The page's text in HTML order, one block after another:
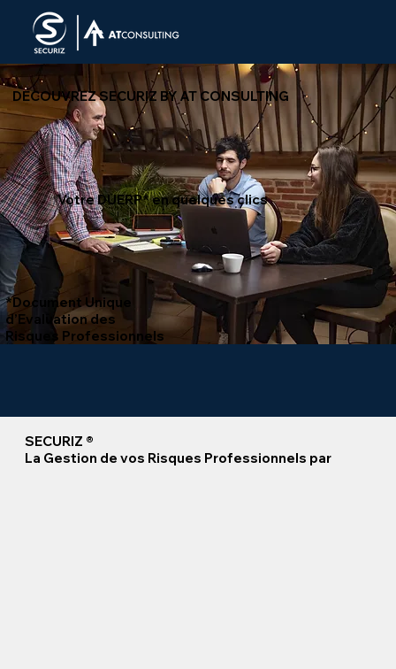
DECOUVREZ SECURIZ BY AT CONSULTING
Votre DUERP* en quelques clics
*Document Unique
d’Evaluation des
Risques Professionnels
SECURIZ ®
La Gestion de vos Risques Professionnels par